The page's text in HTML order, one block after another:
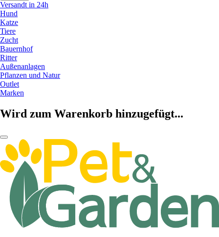
Versandt in 24h
Hund
Katze
Tiere
Zucht
Bauernhof
Ritter
Außenanlagen
Pflanzen und Natur
Outlet
Marken
Wird zum Warenkorb hinzugefügt...